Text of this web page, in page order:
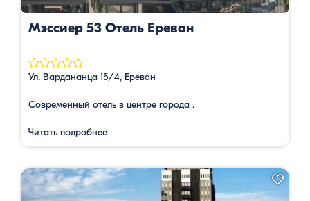
Мэссиер 53 Отель Ереван
Ул. Вардананца 15/4, Ереван
Современный отель в центре города .
Читать подробнее